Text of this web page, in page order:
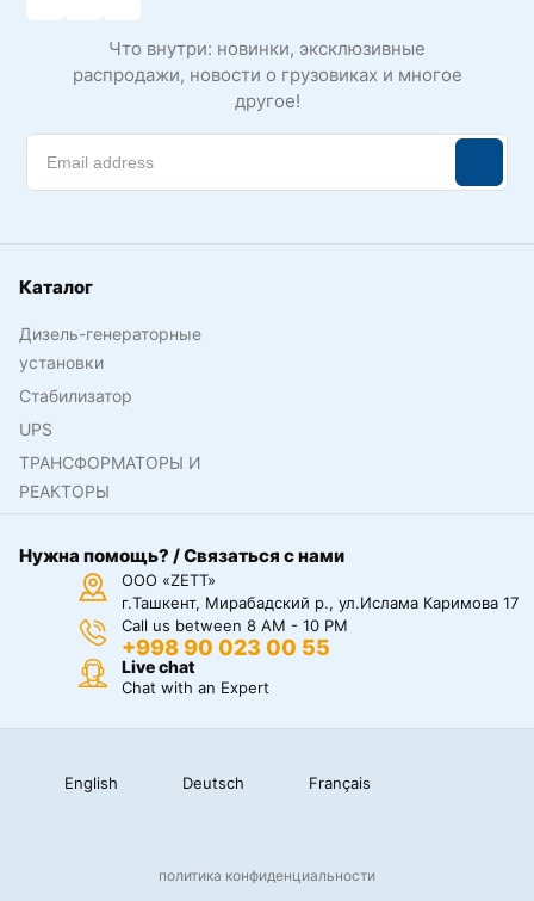
Что внутри: новинки, эксклюзивные
распродажи, новости о грузовиках и многое
другое!
Каталог
Дизель-генераторные
установки
Стабилизатор
UPS
ТРАНСФОРМАТОРЫ И
РЕАКТОРЫ
Нужна помощь? / Связаться с нами
ООО «ZETT»
г.Ташкент, Мирабадский р., ул.Ислама Каримова 17
Call us between 8 AM - 10 PM
+998 90 023 00 55
Live chat
Chat with an Expert
English Deutsch Français
политика конфиденциальности